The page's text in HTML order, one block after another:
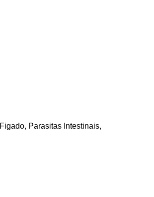
Figado, Parasitas Intestinais,